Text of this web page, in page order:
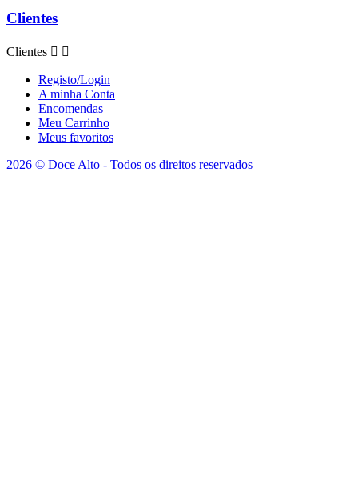
Clientes
Clientes  
Registo/Login
A minha Conta
Encomendas
Meu Carrinho
Meus favoritos
2026 © Doce Alto - Todos os direitos reservados